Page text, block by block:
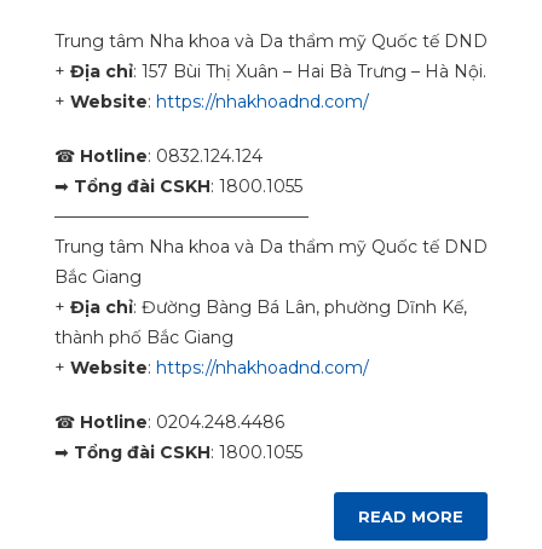
Trung tâm Nha khoa và Da thẩm mỹ Quốc tế DND
+ Địa chỉ: 157 Bùi Thị Xuân – Hai Bà Trưng – Hà Nội.
+ Website: https://nhakhoadnd.com/
☎ Hotline: 0832.124.124
➡ Tổng đài CSKH: 1800.1055
———————————————
Trung tâm Nha khoa và Da thẩm mỹ Quốc tế DND
Bắc Giang
+ Địa chỉ: Đường Bàng Bá Lân, phường Dĩnh Kế,
thành phố Bắc Giang
+ Website: https://nhakhoadnd.com/
☎ Hotline: 0204.248.4486
➡ Tổng đài CSKH: 1800.1055
READ MORE